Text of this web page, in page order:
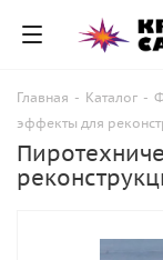
Главная - Каталог -
эффекты для